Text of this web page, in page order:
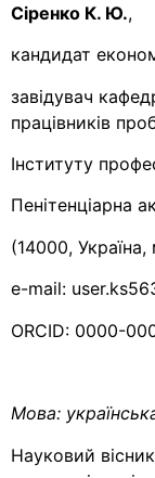
Сіренко К. Ю.,
кандидат
завідувач
працівників
Інституту
Пенітенціарна
(14000, Україна,
e-mail:
ORCID: 0000-
Мова:
Науковий